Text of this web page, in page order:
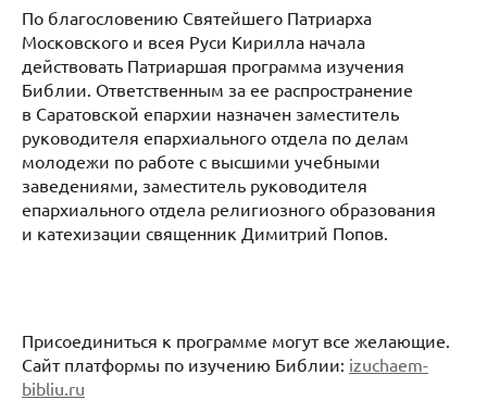
По благословению Святейшего Патриарха
Московского и всея Руси Кирилла начала
действовать Патриаршая программа изучения
Библии. Ответственным за ее распространение
в Саратовской епархии назначен заместитель
руководителя епархиального отдела по делам
молодежи по работе с высшими учебными
заведениями, заместитель руководителя
епархиального отдела религиозного образования
и катехизации священник Димитрий Попов.
Присоединиться к программе могут все желающие.
Сайт платформы по изучению Библии: izuchaem-
bibliu.ru